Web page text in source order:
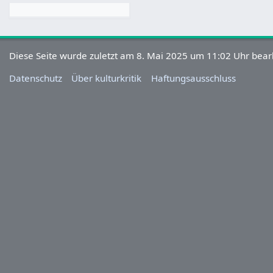
Diese Seite wurde zuletzt am 8. Mai 2025 um 11:02 Uhr
Datenschutz
Über kulturkritik Haftungsausschluss